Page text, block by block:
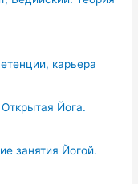
карьера
Йога.
занятия Йогой.